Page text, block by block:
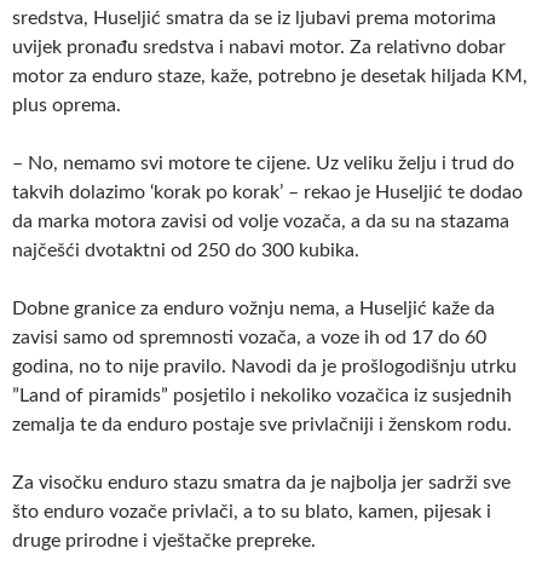
sredstva, Huseljić smatra da se iz ljubavi prema motorima
uvijek pronađu sredstva i nabavi motor. Za relativno dobar
motor za enduro staze, kaže, potrebno je desetak hiljada KM,
plus oprema.
– No, nemamo svi motore te cijene. Uz veliku želju i trud do
takvih dolazimo ‘korak po korak’ – rekao je Huseljić te dodao
da marka motora zavisi od volje vozača, a da su na stazama
najčešći dvotaktni od 250 do 300 kubika.
Dobne granice za enduro vožnju nema, a Huseljić kaže da
zavisi samo od spremnosti vozača, a voze ih od 17 do 60
godina, no to nije pravilo. Navodi da je prošlogodišnju utrku
”Land of piramids” posjetilo i nekoliko vozačica iz susjednih
zemalja te da enduro postaje sve privlačniji i ženskom rodu.
Za visočku enduro stazu smatra da je najbolja jer sadrži sve
što enduro vozače privlači, a to su blato, kamen, pijesak i
druge prirodne i vještačke prepreke.